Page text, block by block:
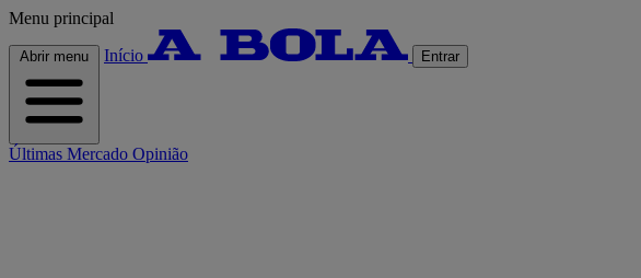
Menu principal
Abrir menu Início Entrar
Últimas Mercado Opinião